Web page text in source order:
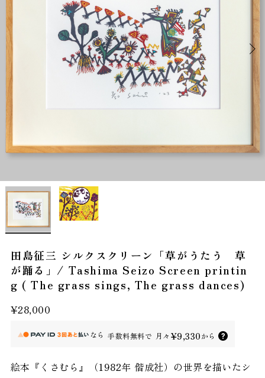
田島征三 シルクスクリーン「草がうたう 草
が踊る」/ Tashima Seizo Screen printin
g ( The grass sings, The grass dances)
¥28,000
なら 手数料無料で 月々 ¥9,330から
絵本『くさむら』（1982年 偕成社）の世界を描いたシ